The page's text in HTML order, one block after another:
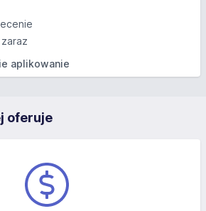
aplikowanie
oferuje